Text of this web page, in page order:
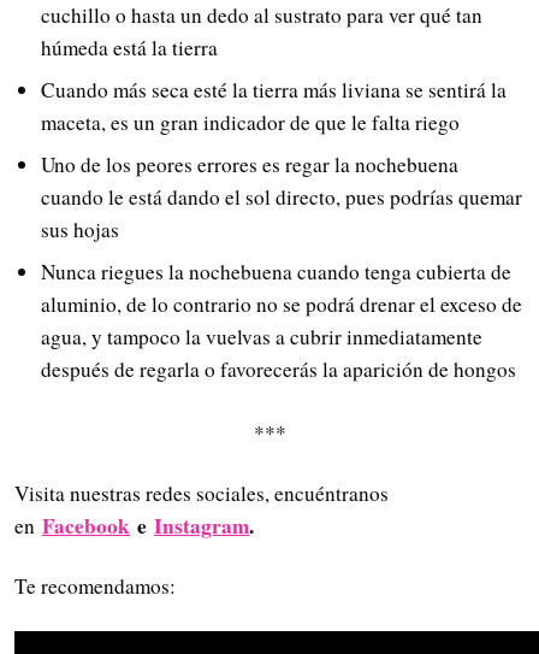
cuchillo o hasta un dedo al sustrato para ver qué tan
húmeda está la tierra
Cuando más seca esté la tierra más liviana se sentirá la
maceta, es un gran indicador de que le falta riego
Uno de los peores errores es regar la nochebuena
cuando le está dando el sol directo, pues podrías quemar
sus hojas
Nunca riegues la nochebuena cuando tenga cubierta de
aluminio, de lo contrario no se podrá drenar el exceso de
agua, y tampoco la vuelvas a cubrir inmediatamente
después de regarla o favorecerás la aparición de hongos
***
Visita nuestras redes sociales, encuéntranos
en Facebook e Instagram.
Te recomendamos: